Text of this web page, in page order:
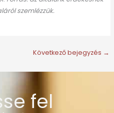
szemlézzük.
Következő bejegyzés →
fel